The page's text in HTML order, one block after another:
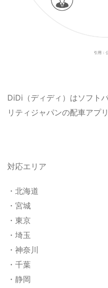
引用：
DiDi（ディディ）はソフト
リティジャパンの配車アプリ
対応エリア
・北海道
・宮城
・東京
・埼玉
・神奈川
・千葉
・静岡